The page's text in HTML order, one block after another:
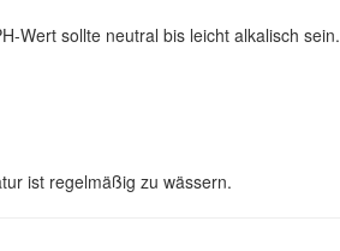
Wert sollte neutral bis leicht alkalisch sein.
ist regelmäßig zu wässern.